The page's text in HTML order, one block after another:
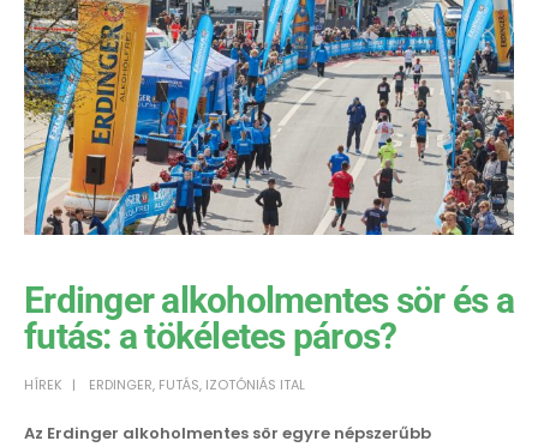
Erdinger alkoholmentes sör és a
futás: a tökéletes páros?
HÍREK ERDINGER, FUTÁS, IZOTÓNIÁS ITAL
Az Erdinger alkoholmentes sör egyre népszerűbb